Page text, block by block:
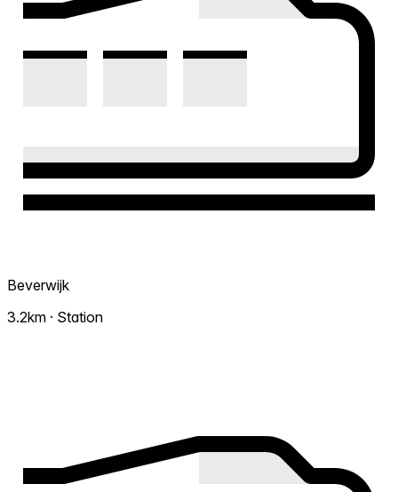
Beverwijk
3.2km · Station